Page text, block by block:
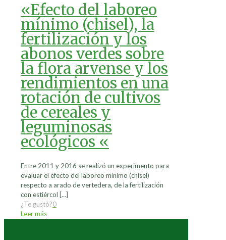
«Efecto del laboreo
mínimo (chisel), la
fertilización y los
abonos verdes sobre
la flora arvense y los
rendimientos en una
rotación de cultivos
de cereales y
leguminosas
ecológicos «
Entre 2011 y 2016 se realizó un experimento para
evaluar el efecto del laboreo mínimo (chisel)
respecto a arado de vertedera, de la fertilización
con estiércol […]
¿Te gustó?0
Leer más